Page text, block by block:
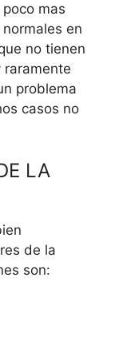
mas
en
no tienen
raramente
problema
casos no
LA
de la
son: